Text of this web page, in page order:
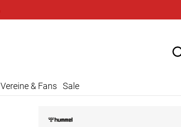
Vereine & Fans Sale